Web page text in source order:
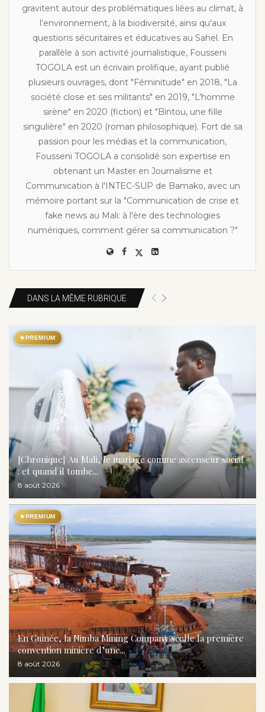
gravitent autour des problématiques liées au climat, à
l'environnement, à la biodiversité, ainsi qu'aux
questions sécuritaires et éducatives au Sahel. En
parallèle à son activité journalistique, Fousseni
TOGOLA est un écrivain prolifique, ayant publié
plusieurs ouvrages, dont "Féminitude" en 2018, "La
société close et ses militants" en 2019, "L’homme
sirène" en 2020 (fiction) et "Bintou, une fille
singulière" en 2020 (roman philosophique). Fort de sa
passion pour les médias et la communication,
Fousseni TOGOLA a consolidé son expertise en
obtenant un Master en Journalisme et
Communication à l'INTEC-SUP de Bamako, avec un
mémoire portant sur la "Communication de crise et
fake news au Mali: à l'ère des technologies
numériques, comment gérer sa communication ?"
DANS LA MÊME RUBRIQUE
★PREMIUM
[Chronique] Au Mali, le mariage comme ascenseur social
: et quand il tombe...
8 août 2026
★PREMIUM
En Guinée, la Nimba Mining Company scelle la première
convention minière d’une...
8 août 2026